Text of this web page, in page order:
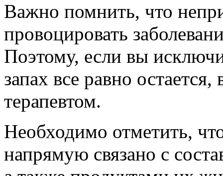
Важно помнить, что
провоцировать
Поэтому, если вы
запах все равно
терапевтом.
Необходимо отметить,
напрямую связано с